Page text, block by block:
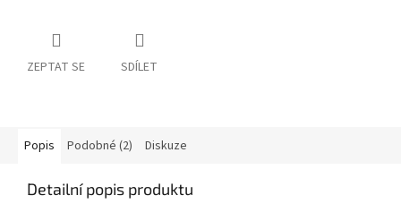
ZEPTAT SE SDÍLET
Popis Podobné (2) Diskuze
Detailní popis produktu